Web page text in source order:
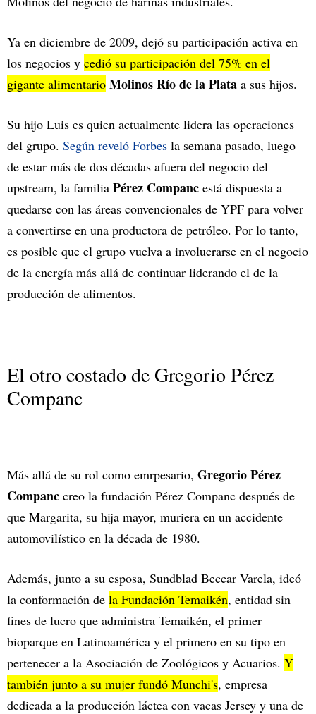
Ya en diciembre de 2009, dejó su participación activa en
los negocios y cedió su participación del 75% en el
gigante alimentario Molinos Río de la Plata a sus hijos.
Su hijo Luis es quien actualmente lidera las operaciones
del grupo. Según reveló Forbes la semana pasado, luego
de estar más de dos décadas afuera del negocio del
upstream, la familia Pérez Companc está dispuesta a
quedarse con las áreas convencionales de YPF para volver
a convertirse en una productora de petróleo. Por lo tanto,
es posible que el grupo vuelva a involucrarse en el negocio
de la energía más allá de continuar liderando el de la
producción de alimentos.
El otro costado de Gregorio Pérez
Companc
Más allá de su rol como emrpesario, Gregorio Pérez
Companc creo la fundación Pérez Companc después de
que Margarita, su hija mayor, muriera en un accidente
automovilístico en la década de 1980.
Además, junto a su esposa, Sundblad Beccar Varela, ideó
la conformación de la Fundación Temaikén, entidad sin
fines de lucro que administra Temaikén, el primer
bioparque en Latinoamérica y el primero en su tipo en
pertenecer a la Asociación de Zoológicos y Acuarios. Y
también junto a su mujer fundó Munchi's, empresa
dedicada a la producción láctea con vacas Jersey y una de